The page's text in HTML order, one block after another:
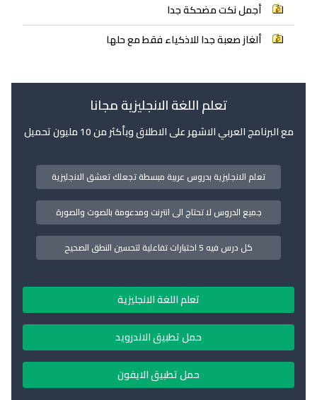
أجمل نكت مضحكة جدا
ألغاز صعبة جدا للاذكياء فقط مع حلها
تعلم اللغة الانجليزية مجانا
مع البرنامج العربي الاشهر على الاطلاق وبأكثر من 10 مليون تحميل
تعلم الانجليزية بدروس عربية مبسطة تجعلك تعشق الانجليزية
جميع الدروس لا تحتاج الى انترنت ومدعومة بالصوت والصورة
كل درس فيه 5 اختبارات تفاعلية لتحسين النطق الصحيح
تعلم اللغة الانجليزية
حمل تطبيق الاندرويد
حمل تطبيق الايفون